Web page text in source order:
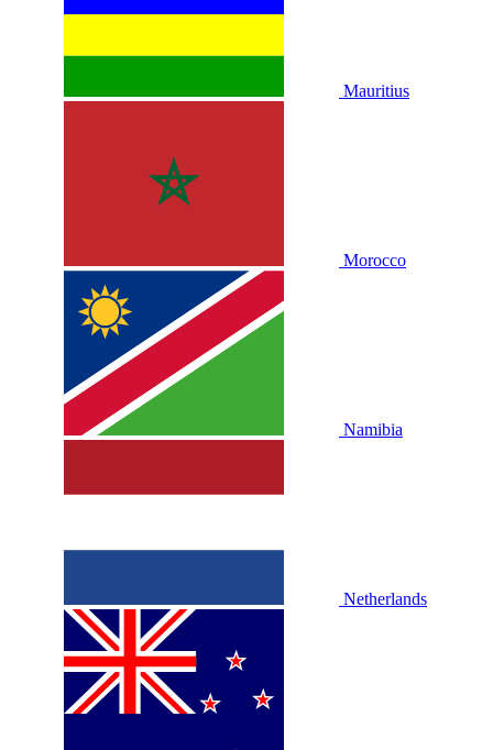
Mauritius
Morocco
Namibia
Netherlands